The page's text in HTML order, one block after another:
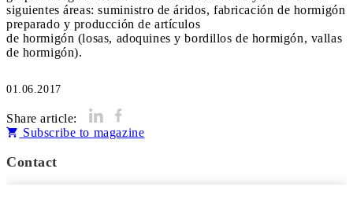
siguientes áreas: suministro de áridos, fabricación de hormigón
preparado y producción de artículos
de hormigón (losas, adoquines y bordillos de hormigón, vallas
de hormigón).
01.06.2017
Share article:
Subscribe to magazine
Contact